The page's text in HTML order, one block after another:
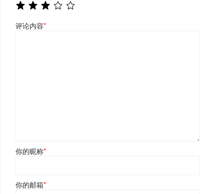
评论内容*
你的昵称*
你的邮箱*